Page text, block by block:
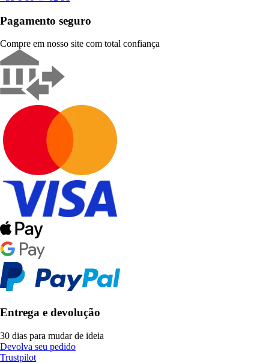
Pagamento seguro
Compre em nosso site com total confiança
Entrega e devolução
30 dias para mudar de ideia
Devolva seu pedido
Trustpilot